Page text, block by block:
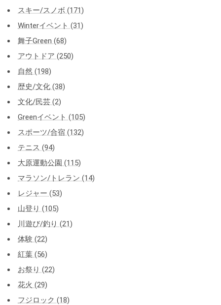
スキー/スノボ (171)
Winterイベント (31)
舞子Green (68)
アウトドア (250)
自然 (198)
歴史/文化 (38)
文化/民芸 (2)
Greenイベント (105)
スポーツ/合宿 (132)
テニス (94)
大原運動公園 (115)
マラソン/トレラン (14)
レジャー (53)
山登り (105)
川遊び/釣り (21)
体験 (22)
紅葉 (56)
お祭り (22)
花火 (29)
フジロック (18)